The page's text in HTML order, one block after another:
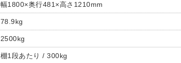
幅1800×奥行481×高さ1210mm
78.9kg
2500kg
棚1段あたり / 300kg